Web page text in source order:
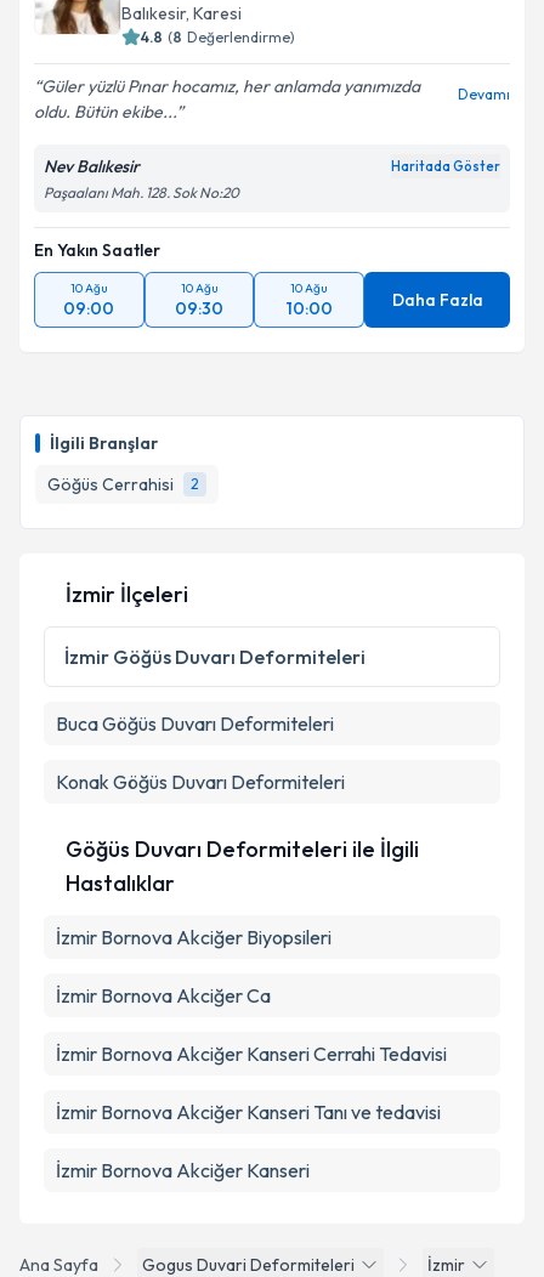
İlgili Branşlar
Göğüs Cerrahisi
2
Balıkesir, Karesi
4.8 (8 Değerlendirme)
Güler yüzlü Pınar hocamız, her anlamda yanımızda
oldu. Bütün ekibe...
Devamı
Nev Balıkesir Haritada Göster
Paşaalanı Mah. 128. Sok No:20
En Yakın Saatler
10 Ağu
09:00
10 Ağu
09:30
10 Ağu
10:00 Daha Fazla
Ana Sayfa Gogus Duvari Deformiteleri
İzmir
İzmir İlçeleri
İzmir Göğüs Duvarı Deformiteleri
BucaGöğüs Duvarı Deformiteleri
Konak Göğüs Duvarı Deformiteleri
Göğüs Duvarı Deformiteleri ile İlgili
Hastalıklar
İzmir Bornova Akciğer Biyopsileri
İzmir Bornova Akciğer Ca
İzmir Bornova Akciğer Kanseri Cerrahi Tedavisi
İzmir Bornova Akciğer Kanseri Tanı ve tedavisi
İzmir Bornova Akciğer Kanseri